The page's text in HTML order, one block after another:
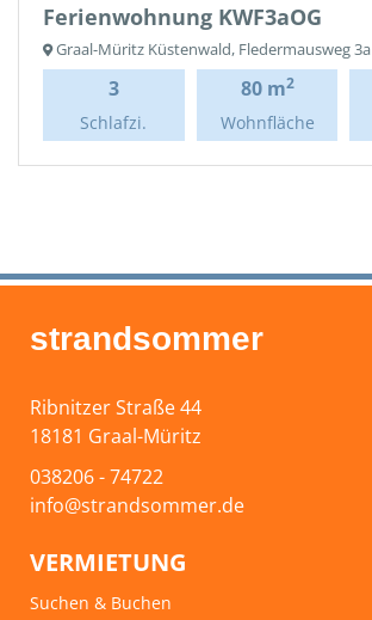
Ferienwohnung KWF3aOG
Graal-Müritz Küstenwald, Fledermausweg 3a
3
Schlafzi.
80 m2
Wohnfläche
strandsommer
Ribnitzer Straße 44
18181 Graal-Müritz
038206 - 74722
info@strandsommer.de
VERMIETUNG
Suchen & Buchen